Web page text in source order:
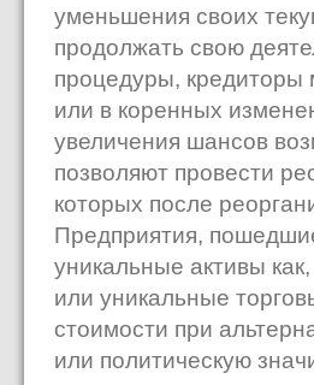
уменьшения своих
продолжать свою
процедуры, кредиторы
или в коренных
увеличения шансов
позволяют провести
которых после
Предприятия,
уникальные активы
или уникальные
стоимости при
или политическую